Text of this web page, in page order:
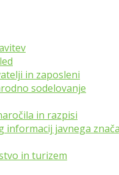
in zaposleni
sodelovanje
in razpisi
informacij javnega
in turizem